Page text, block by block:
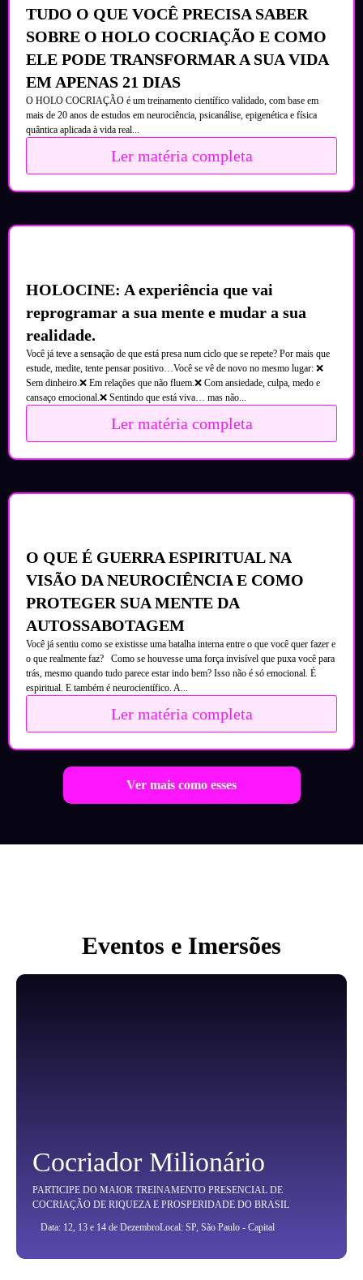
TUDO O QUE VOCÊ PRECISA SABER
SOBRE O HOLO COCRIAÇÃO E COMO
ELE PODE TRANSFORMAR A SUA VIDA
EM APENAS 21 DIAS
O HOLO COCRIAÇÃO é um treinamento científico validado, com base em
mais de 20 anos de estudos em neurociência, psicanálise, epigenética e física
quântica aplicada à vida real...
Ler matéria completa
HOLOCINE: A experiência que vai
reprogramar a sua mente e mudar a sua
realidade.
Você já teve a sensação de que está presa num ciclo que se repete? Por mais que
estude, medite, tente pensar positivo…Você se vê de novo no mesmo lugar: ❌
Sem dinheiro.❌ Em relações que não fluem.❌ Com ansiedade, culpa, medo e
cansaço emocional.❌ Sentindo que está viva… mas não...
Ler matéria completa
O QUE É GUERRA ESPIRITUAL NA
VISÃO DA NEUROCIÊNCIA E COMO
PROTEGER SUA MENTE DA
AUTOSSABOTAGEM
Você já sentiu como se existisse uma batalha interna entre o que você quer fazer e
o que realmente faz? Como se houvesse uma força invisível que puxa você para
trás, mesmo quando tudo parece estar indo bem? Isso não é só emocional. É
espiritual. E também é neurocientífico. A...
Ler matéria completa
Ver mais como esses
Eventos e Imersões
Cocriador Milionário
PARTICIPE DO MAIOR TREINAMENTO PRESENCIAL DE
COCRIAÇÃO DE RIQUEZA E PROSPERIDADE DO BRASIL
Data: 12, 13 e 14 de DezembroLocal: SP, São Paulo - Capital